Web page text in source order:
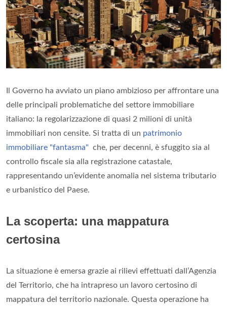
Il Governo ha avviato un piano ambizioso per affrontare una
delle principali problematiche del settore immobiliare
italiano: la regolarizzazione di quasi 2 milioni di unità
immobiliari non censite. Si tratta di un patrimonio
immobiliare "fantasma" che, per decenni, è sfuggito sia al
controllo fiscale sia alla registrazione catastale,
rappresentando un’evidente anomalia nel sistema tributario
e urbanistico del Paese.
La scoperta: una mappatura
certosina
La situazione è emersa grazie ai rilievi effettuati dall’Agenzia
del Territorio, che ha intrapreso un lavoro certosino di
mappatura del territorio nazionale. Questa operazione ha